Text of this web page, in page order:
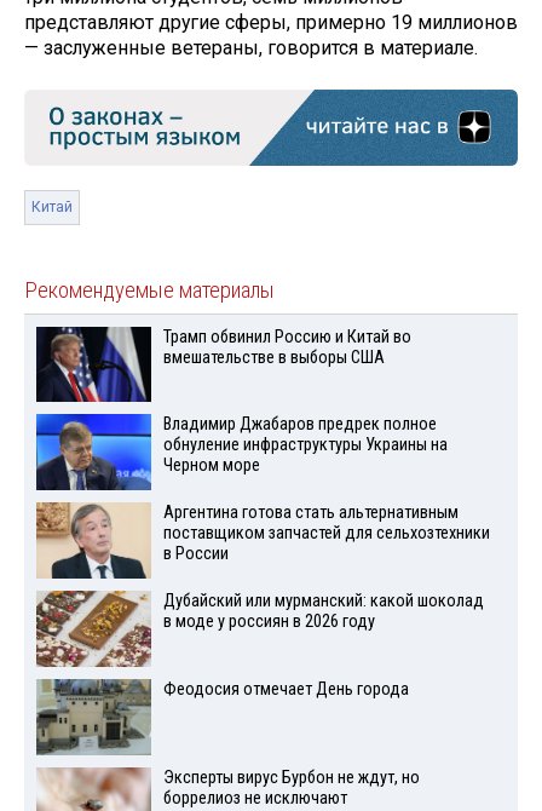
представляют другие сферы, примерно 19 миллионов
— заслуженные ветераны, говорится в материале.
Китай
Рекомендуемые материалы
Трамп обвинил Россию и Китай во
вмешательстве в выборы США
Владимир Джабаров предрек полное
обнуление инфраструктуры Украины на
Черном море
Аргентина готова стать альтернативным
поставщиком запчастей для сельхозтехники
в России
Дубайский или мурманский: какой шоколад
в моде у россиян в 2026 году
Феодосия отмечает День города
Эксперты вирус Бурбон не ждут, но
боррелиоз не исключают